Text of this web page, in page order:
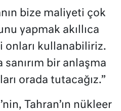
bize maliyeti çok
yapmak akıllıca
onları kullanabiliriz.
sanırım bir anlaşma
orada tutacağız.”
Tahran’ın nükleer